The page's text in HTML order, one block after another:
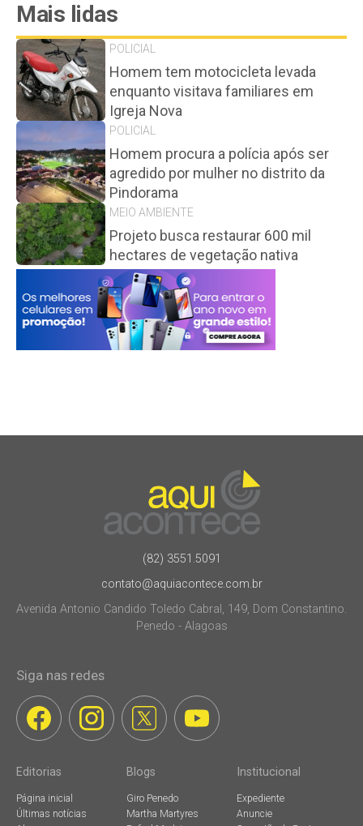
Mais lidas
POLICIAL
Homem tem motocicleta levada
enquanto visitava familiares em
Igreja Nova
POLICIAL
Homem procura a polícia após ser
agredido por mulher no distrito da
Pindorama
MEIO AMBIENTE
Projeto busca restaurar 600 mil
hectares de vegetação nativa
(82) 3551.5091
contato@aquiacontece.com.br
Avenida Antonio Candido Toledo Cabral, 149, Dom Constantino.
Penedo - Alagoas
Siga nas redes
Editorias
Página inicial
Últimas notícias
Blogs
Giro Penedo
Martha Martyres
Institucional
Expediente
Anuncie